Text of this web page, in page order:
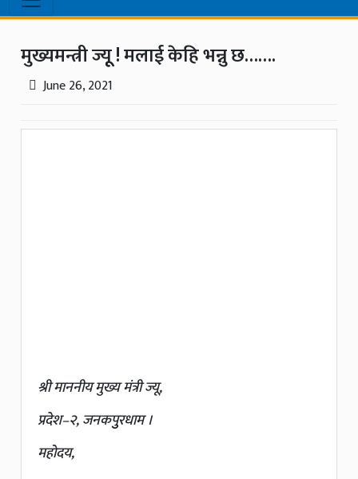
मुख्यमन्त्री ज्यूू ! मलाई केहि भन्नु छ…….
June 26, 2021
श्री माननीय मुख्य मंत्री ज्यू,
प्रदेश–२, जनकपुुरधाम ।
महोदय,